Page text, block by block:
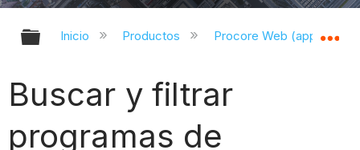
Expandir/contraer jerarquía global
Inicio Productos Procore Web
Buscar y filtrar
programas de